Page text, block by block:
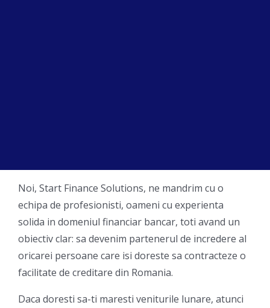
Noi, Start Finance Solutions, ne mandrim cu o
echipa de profesionisti, oameni cu experienta
solida in domeniul financiar bancar, toti avand un
obiectiv clar: sa devenim partenerul de incredere al
oricarei persoane care isi doreste sa contracteze o
facilitate de creditare din Romania.
Daca doresti sa-ti maresti veniturile lunare, atunci